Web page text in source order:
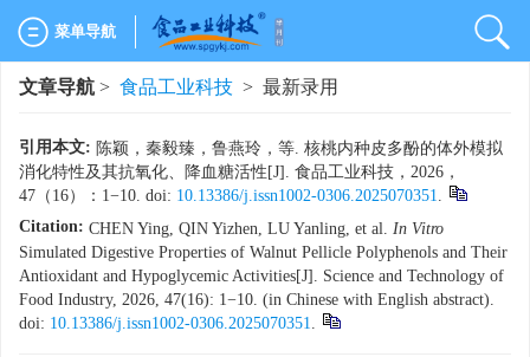
菜单导航
文章导航 > 食品工业科技 > 最新录用
引用本文: 陈颖，秦毅臻，鲁燕玲，等. 核桃内种皮多酚的体外模拟
消化特性及其抗氧化、降血糖活性[J]. 食品工业科技，2026，
47（16）：1−10. doi: 10.13386/j.issn1002-0306.2025070351.
Citation: CHEN Ying, QIN Yizhen, LU Yanling, et al. In Vitro
Simulated Digestive Properties of Walnut Pellicle Polyphenols and Their
Antioxidant and Hypoglycemic Activities[J]. Science and Technology of
Food Industry, 2026, 47(16): 1−10. (in Chinese with English abstract).
doi: 10.13386/j.issn1002-0306.2025070351.